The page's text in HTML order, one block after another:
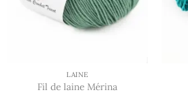
choisies
sur
la
produit
LAINE
Fil de laine Mérina